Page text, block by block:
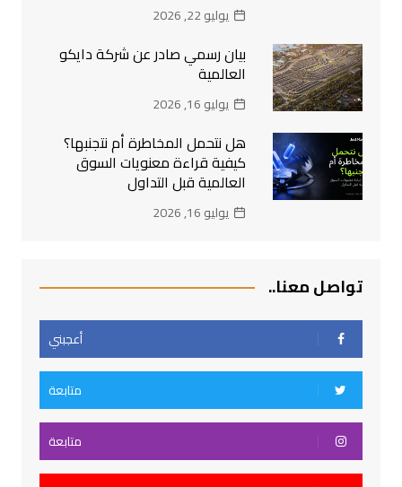
يوليو 22, 2026
بيان رسمي صادر عن شركة دايكو
العالمية
يوليو 16, 2026
هل نتحمل المخاطرة أم نتجنبها؟
كيفية قراءة معنويات السوق
العالمية قبل التداول
يوليو 16, 2026
تواصل معنا..
أعجبني
متابعة
متابعة